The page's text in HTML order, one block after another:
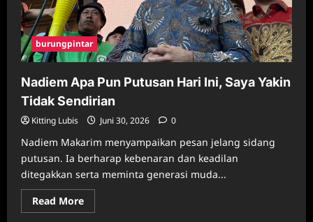
burungpintar
Nadiem Apa Pun Putusan Hari Ini, Saya Yakin
Tidak Sendirian
Kitting Lubis Juni 30, 2026 0
Nadiem Makarim menyampaikan pesan jelang sidang
putusan. Ia berharap kebenaran dan keadilan
ditegakkan serta meminta generasi muda...
Read MoreRead
more